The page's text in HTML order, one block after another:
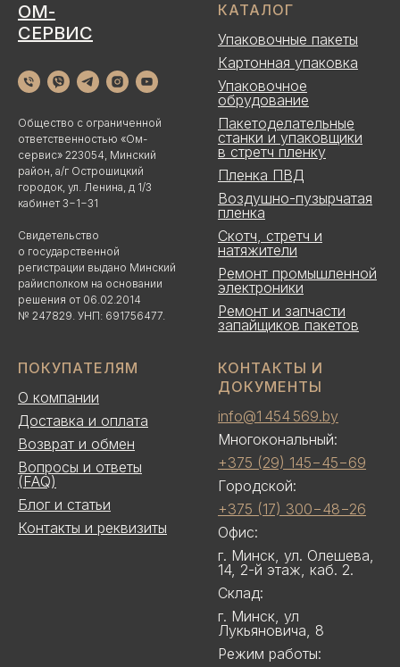
ОМ-
СЕРВИС
Общество с ограниченной
ответственностью «Ом-
сервис» 223054, Минский
район, а/г Острошицкий
городок, ул. Ленина, д 1/3
кабинет 3−1−31
Свидетельство
о государственной
регистрации выдано Минский
райисполком на основании
решения от 06.02.2014
№ 247829. УНП: 691756477.
КАТАЛОГ
Упаковочные пакеты
Картонная упаковка
Упаковочное
обрудование
Пакетоделательные
станки и упаковщики
в стретч пленку
Пленка ПВД
Воздушно-пузырчатая
пленка
Скотч, стретч и
натяжители
Ремонт промышленной
электроники
Ремонт и запчасти
запайщиков пакетов
ПОКУПАТЕЛЯМ
О компании
Доставка и оплата
Возврат и обмен
Вопросы и ответы
(FAQ)
Блог и статьи
Контакты и реквизиты
КОНТАКТЫ И
ДОКУМЕНТЫ
info@1 454 569.by
Многокональный:
+375 (29) 145−45−69
Городской:
+375 (17) 300−48−26
Офис:
г. Минск, ул. Олешева,
14, 2-й этаж, каб. 2.
Склад:
г. Минск, ул
Лукьяновича, 8
Режим работы: